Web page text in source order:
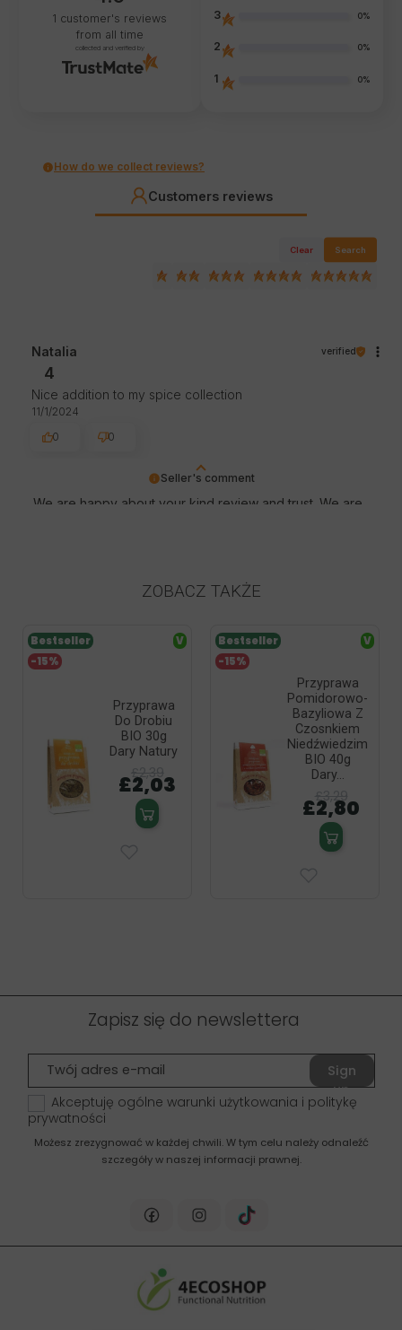
1 customer's reviews
from all time
collected and verified by
3 0%
2 0%
1 0%
How do we collect reviews?
Customers reviews
Clear Search
Seller's comment
We are happy about your kind review and trust. We are
Natalia verified
4
Nice addition to my spice collection
11/1/2024
0
0
ZOBACZ TAKŻE
Przyprawa
Do Drobiu
BIO 30g
Dary Natury
£2,39
£2,03
-15%
Bestseller V
Przyprawa
Pomidorowo-
Bazyliowa Z
Czosnkiem
Niedźwiedzim
BIO 40g
Dary...
£2,80
-15%
Bestseller V
Zapisz się do newslettera
Sign
up
Akceptuję ogólne warunki użytkowania i politykę
prywatności
Możesz zrezygnować w każdej chwili. W tym celu należy odnaleźć
szczegóły w naszej informacji prawnej.